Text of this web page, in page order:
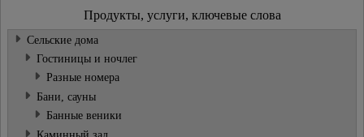
Продукты, услуги, ключевые слова
Сельские дома
Гостиницы и ночлег
Разные номера
Бани, сауны
Банные веники
Каминный зал